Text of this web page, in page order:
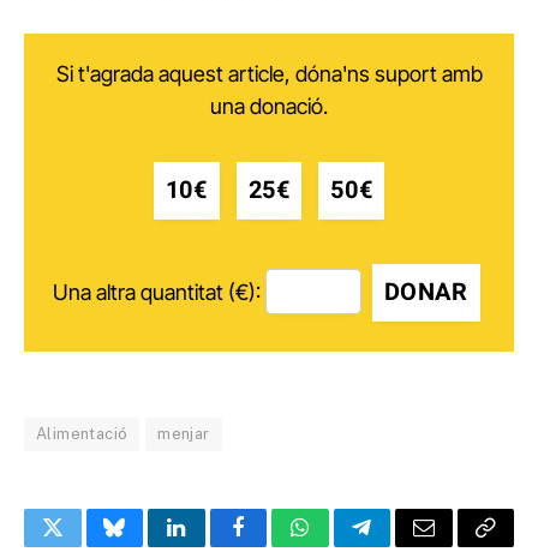
Si t'agrada aquest article, dóna'ns suport amb
una donació.
10€ 25€ 50€
Una altra quantitat (€): DONAR
Alimentació menjar
TwitterBlueskyLinkedInFacebookWhatsAppTelegramEmail Copy